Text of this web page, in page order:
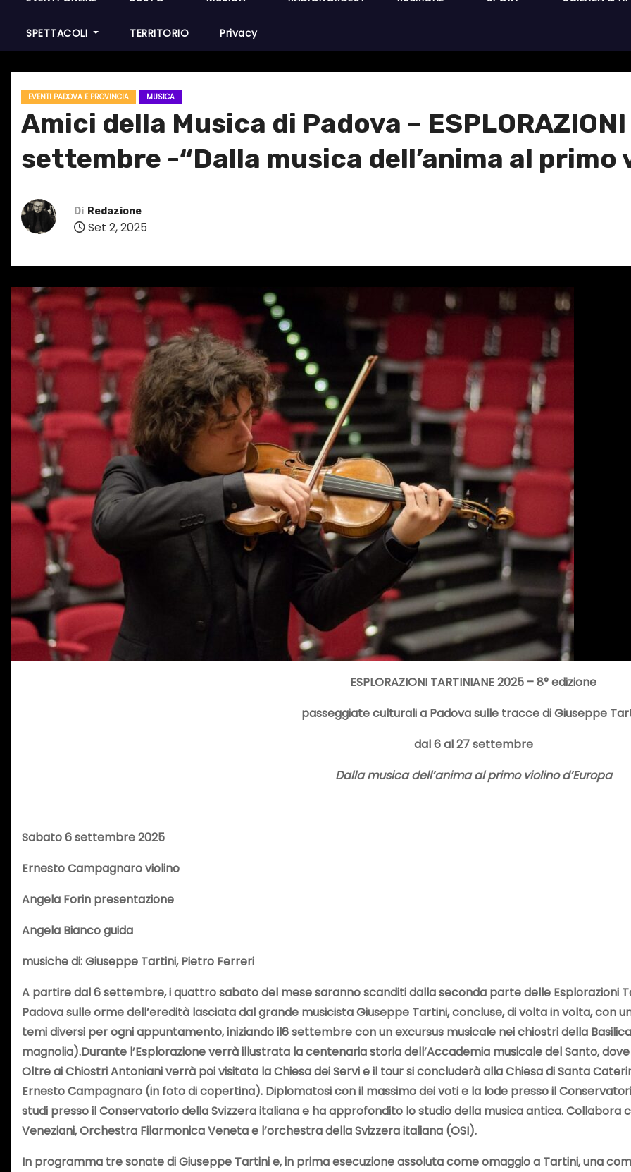
SPETTACOLI TERRITORIO Privacy
EVENTI PADOVA E PROVINCIA MUSICA
Amici della Musica di Padova – ESPLORAZIONI
settembre -“Dalla musica dell’anima al primo
Di Redazione
Set 2, 2025
ESPLORAZIONI TARTINIANE 2025 –8° edizione
passeggiate culturali a Padova sulle tracce di Giuseppe
dal 6 al 27 settembre
Dalla musica dell’anima al primo violino d’Europa
Sabato 6 settembre 2025
Ernesto Campagnaro violino
Angela Forin presentazione
Angela Bianco guida
musiche di: Giuseppe Tartini, Pietro Ferreri
A partire dal 6 settembre, i quattro sabato del mese saranno scanditi dalla seconda parte delle Esplorazioni
Padova sulle orme dell’eredità lasciata dal grande musicista Giuseppe Tartini, concluse, di volta in volta, con
temi diversi per ogni appuntamento, iniziando il6 settembre con un excursus musicale nei chiostri della
magnolia).Durante l’Esplorazione verrà illustrata la centenaria storia dell’Accademia musicale del Santo,
Oltre ai Chiostri Antoniani verrà poi visitata la Chiesa dei Servi e il tour si concluderà alla Chiesa di Santa
Ernesto Campagnaro (in foto di copertina). Diplomatosi con il massimo dei voti e la lode presso il
studi presso il Conservatorio della Svizzera italiana e ha approfondito lo studio della musica antica.
Veneziani, Orchestra Filarmonica Veneta e l’orchestra della Svizzera italiana (OSI).
In programma tre sonate di Giuseppe Tartini e, in prima esecuzione assoluta come omaggio a Tartini, una